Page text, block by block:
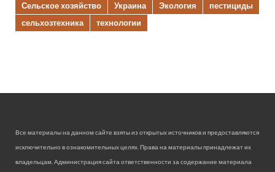
Сельское хозяйство
Украина Экология
пестициды
сельхозтехника
технологии
Все материалы на данном сайте взяты из открытых источников и предоставляются
исключительно в ознакомительных целях. Права на материалы принадлежат их
владельцам. Администрация сайта ответственности за содержание материала